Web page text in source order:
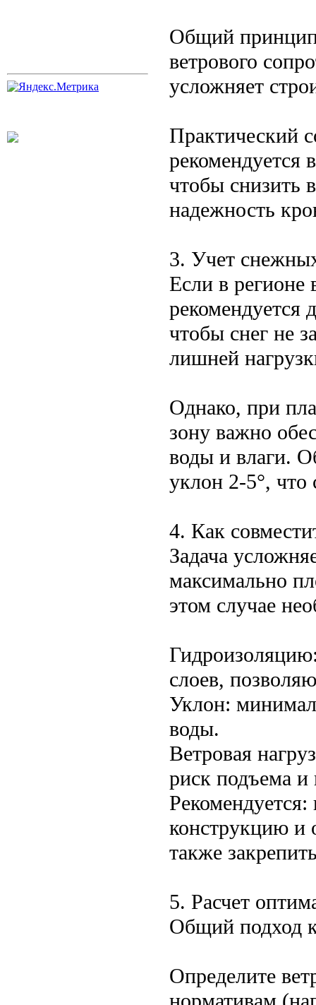
Общий
ветрового
усложняет
Практический
рекомендуется
чтобы снизить
надежность
3. Учет
Если в регионе
рекомендуется
чтобы снег не
лишней
Однако, при
зону важно
воды и влаги.
уклон 2-5°, что
4. Как
Задача
максимально
этом случае
слоев,
Уклон:
воды.
Ветровая
риск подъема и
конструкцию и
также
5. Расчет
Общий подход
Определите